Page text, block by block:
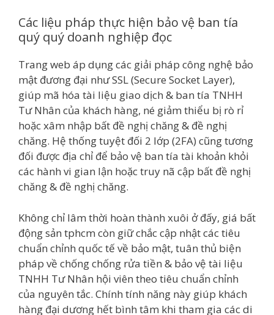
Các liệu pháp thực hiện bảo vệ ban tía
quý quý doanh nghiệp đọc
Trang web áp dụng các giải pháp công nghệ bảo
mật đương đại như SSL (Secure Socket Layer),
giúp mã hóa tài liệu giao dịch & ban tía TNHH
Tư Nhân của khách hàng, né giảm thiểu bị rò rỉ
hoặc xâm nhập bất đề nghị chăng & đề nghị
chăng. Hệ thống tuyệt đối 2 lớp (2FA) cũng tương
đối được địa chỉ để bảo vệ ban tía tài khoản khỏi
các hành vi gian lận hoặc truy nã cập bất đề nghị
chăng & đề nghị chăng.
Không chỉ lâm thời hoàn thành xuôi ở đấy, giá bất
động sản tphcm còn giữ chắc cập nhật các tiêu
chuẩn chỉnh quốc tế về bảo mật, tuân thủ biện
pháp về chống chống rửa tiền & bảo vệ tài liệu
TNHH Tư Nhân hội viên theo tiêu chuẩn chỉnh
của nguyên tắc. Chính tính năng này giúp khách
hàng đại dương hết bình tâm khi tham gia các di